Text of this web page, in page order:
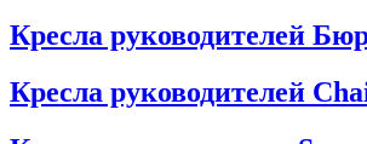
Кресла руководителей
Кресла руководителей